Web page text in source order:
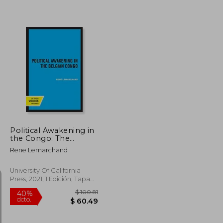
40%
dcto.
Political Awakening in
the Congo: The
Politics of
Fragmentation (en
Rene Lemarchand
University Of California
Press, 2021, 1 Edición, Tapa
Blanda, Nuevo